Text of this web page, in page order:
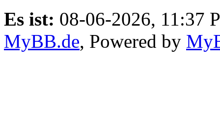
Es ist: 08-06-2026, 11:37
MyBB.de, Powered by